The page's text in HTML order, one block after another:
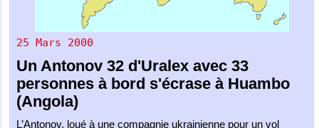
25 Mars 2000
Un Antonov 32 d'Uralex avec 33
personnes à bord s'écrase à Huambo
(Angola)
L’Antonov, loué à une compagnie ukrainienne pour un vol